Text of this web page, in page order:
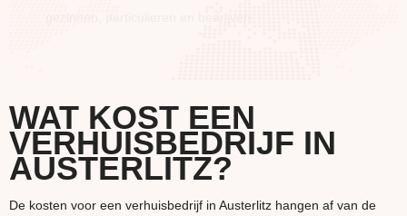
WAT KOST EEN
VERHUISBEDRIJF IN
AUSTERLITZ?
De kosten voor een verhuisbedrijf in Austerlitz hangen af van de